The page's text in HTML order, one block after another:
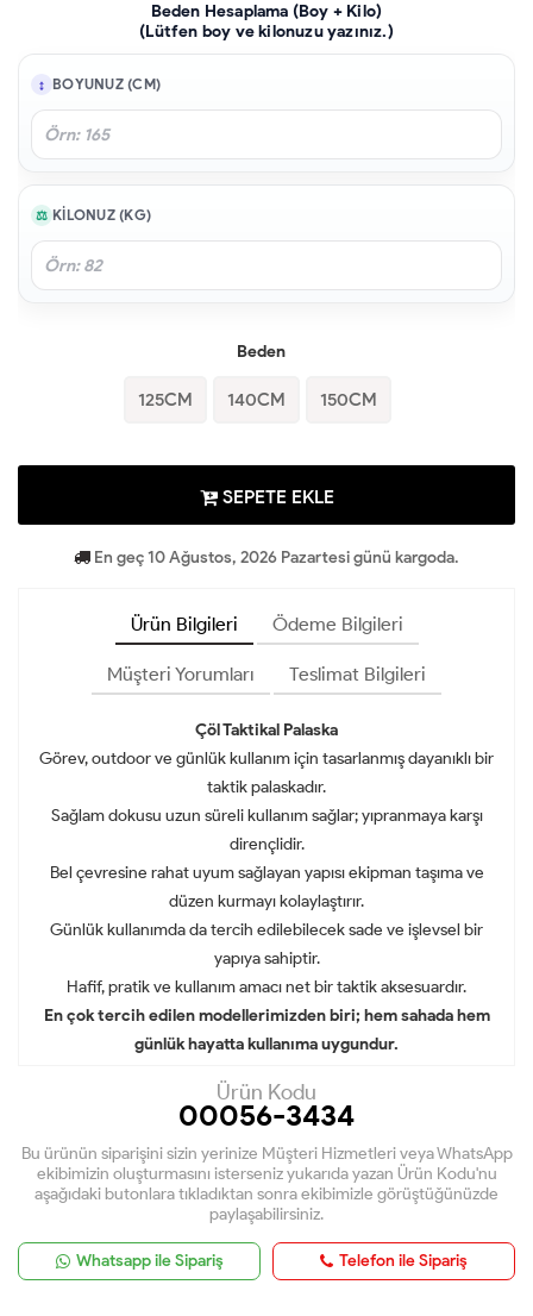
Beden Hesaplama (Boy + Kilo)
(Lütfen boy ve kilonuzu yazınız.)
BOYUNUZ (CM)
KILONUZ (KG)
Beden
125CM 140CM 150CM
SEPETE EKLE
En geç 10 Ağustos, 2026 Pazartesi günü kargoda.
Ürün Bilgileri Ödeme Bilgileri
Müşteri Yorumları Teslimat Bilgileri
Çöl Taktikal Palaska
Görev, outdoor ve günlük kullanım için tasarlanmış dayanıklı bir
taktik palaskadır.
Sağlam dokusu uzun süreli kullanım sağlar; yıpranmaya karşı
dirençlidir.
Bel çevresine rahat uyum sağlayan yapısı ekipman taşıma ve
düzen kurmayı kolaylaştırır.
Günlük kullanımda da tercih edilebilecek sade ve işlevsel bir
yapıya sahiptir.
Hafif, pratik ve kullanım amacı net bir taktik aksesuardır.
En çok tercih edilen modellerimizden biri; hem sahada hem
günlük hayatta kullanıma uygundur.
Ürün Kodu
00056-3434
Bu ürünün siparişini sizin yerinize Müşteri Hizmetleri veya WhatsApp
ekibimizin oluşturmasını isterseniz yukarıda yazan Ürün Kodu'nu
aşağıdaki butonlara tıkladıktan sonra ekibimizle görüştüğünüzde
paylaşabilirsiniz.
Whatsapp ile Sipariş Telefon ile Sipariş